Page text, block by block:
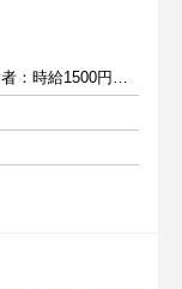
未経験：時給1300円～/経験者：時給1500円～ ＋交通費